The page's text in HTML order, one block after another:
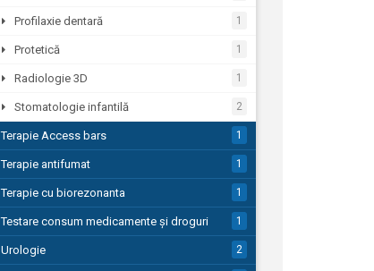
Profilaxie dentară 1
Protetică 1
Radiologie 3D 1
Stomatologie infantilă 2
Terapie Access bars 1
Terapie antifumat 1
Terapie cu biorezonanta 1
Testare consum medicamente și droguri 1
Urologie 2